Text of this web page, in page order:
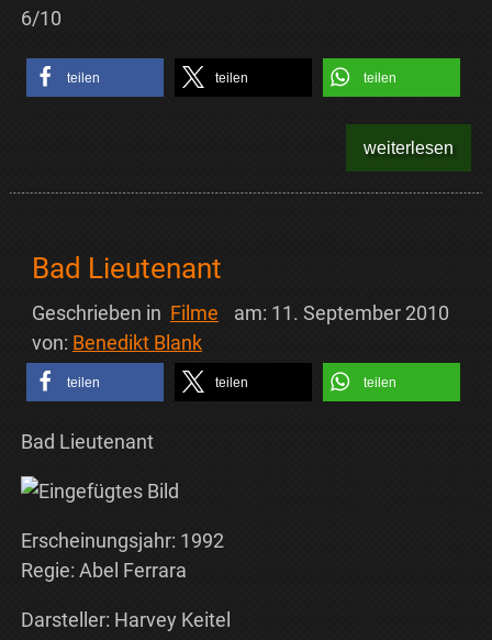
6/10
teilen teilen teilen
weiterlesen
Bad Lieutenant
Geschrieben in Filme am: 11. September 2010
von: Benedikt Blank
teilen teilen teilen
Bad Lieutenant
Erscheinungsjahr: 1992
Regie: Abel Ferrara
Darsteller: Harvey Keitel